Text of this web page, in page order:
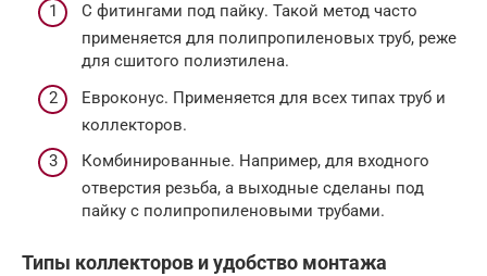
С фитингами под пайку. Такой метод часто
применяется для полипропиленовых труб, реже
для сшитого полиэтилена.
Евроконус. Применяется для всех типах труб и
коллекторов.
Комбинированные. Например, для входного
отверстия резьба, а выходные сделаны под
пайку с полипропиленовыми трубами.
Типы коллекторов и удобство монтажа